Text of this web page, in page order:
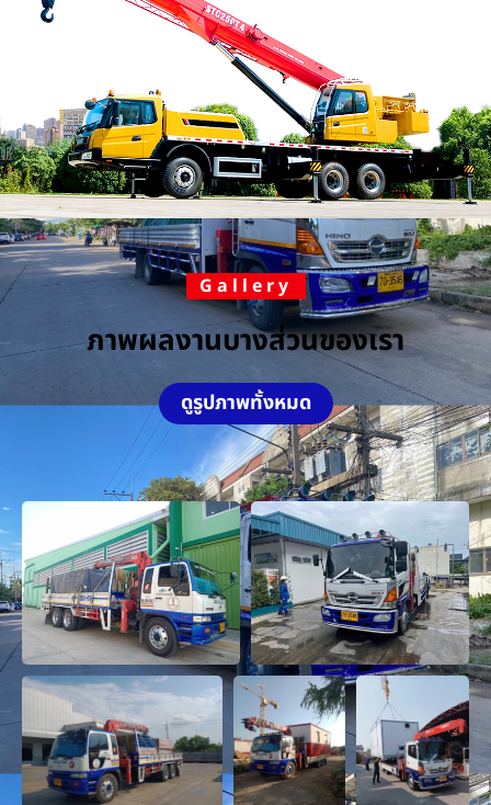
Gallery
ภาพผลงานบางส่วนของเรา
ดูรูปภาพทั้งหมด